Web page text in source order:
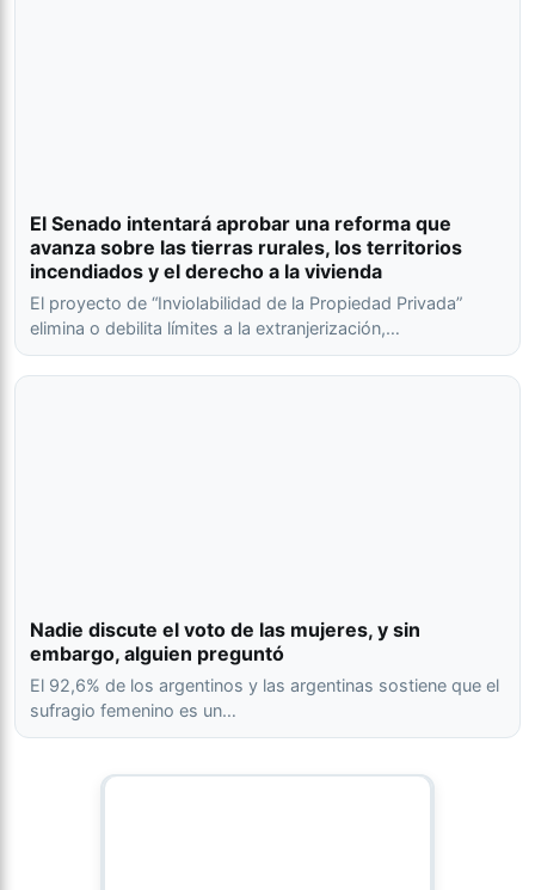
El Senado intentará aprobar una reforma que
avanza sobre las tierras rurales, los territorios
incendiados y el derecho a la vivienda
El proyecto de “Inviolabilidad de la Propiedad Privada”
elimina o debilita límites a la extranjerización,…
Nadie discute el voto de las mujeres, y sin
embargo, alguien preguntó
El 92,6% de los argentinos y las argentinas sostiene que el
sufragio femenino es un…